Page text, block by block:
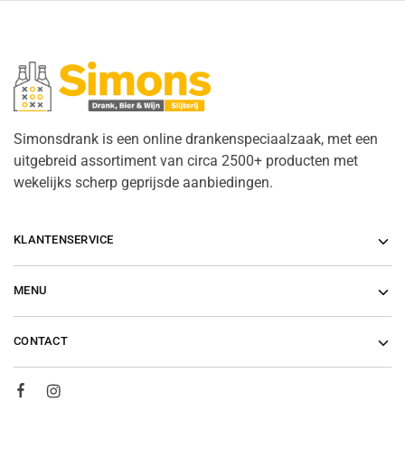
Simonsdrank is een online drankenspeciaalzaak, met een
uitgebreid assortiment van circa 2500+ producten met
wekelijks scherp geprijsde aanbiedingen.
KLANTENSERVICE
MENU
CONTACT